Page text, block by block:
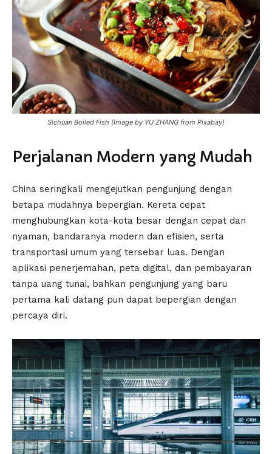
Sichuan Boiled Fish (Image by YU ZHANG from Pixabay)
Perjalanan Modern yang Mudah
China seringkali mengejutkan pengunjung dengan
betapa mudahnya bepergian. Kereta cepat
menghubungkan kota-kota besar dengan cepat dan
nyaman, bandaranya modern dan efisien, serta
transportasi umum yang tersebar luas. Dengan
aplikasi penerjemahan, peta digital, dan pembayaran
tanpa uang tunai, bahkan pengunjung yang baru
pertama kali datang pun dapat bepergian dengan
percaya diri.